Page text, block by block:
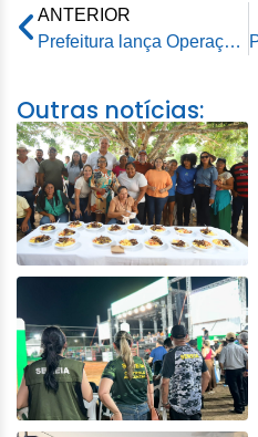
ANTERIOR
Prefeitura lança Operação Estiagem
Outras notícias: